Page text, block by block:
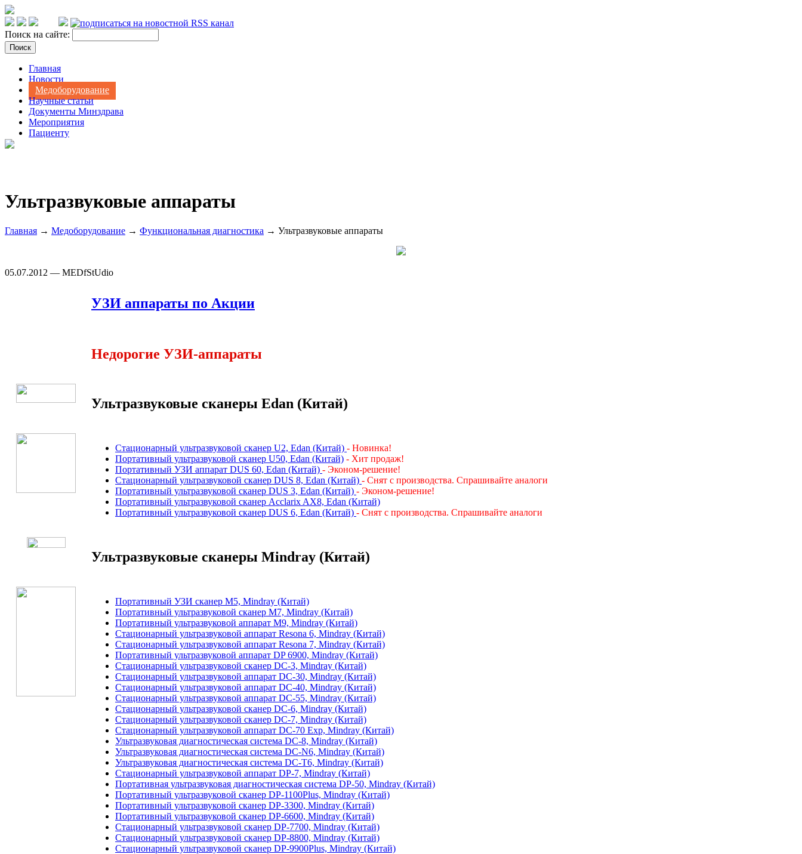
Поиск на сайте:
Главная
Новости
Медоборудование
Научные статьи
Документы Минздрава
Мероприятия
Пациенту
Ультразвуковые аппараты
Главная → Медоборудование → Функциональная диагностика → Ультразвуковые аппараты
05.07.2012 — MEDfStUdio
УЗИ аппараты по Акции
Недорогие УЗИ-аппараты
Ультразвуковые сканеры Edan (Китай)
Стационарный ультразвуковой сканер U2, Edan (Китай) - Новинка!
Портативный ультразвуковой сканер U50, Edan (Китай) - Хит продаж!
Портативный УЗИ аппарат DUS 60, Edan (Китай) - Эконом-решение!
Стационарный ультразвуковой сканер DUS 8, Edan (Китай) - Снят с производства. Спрашивайте аналоги
Портативный ультразвуковой сканер DUS 3, Edan (Китай) - Эконом-решение!
Портативный ультразвуковой сканер Acclarix AX8, Edan (Китай)
Портативный ультразвуковой сканер DUS 6, Edan (Китай) - Снят с производства. Спрашивайте аналоги
Ультразвуковые сканеры Mindray (Китай)
Портативный УЗИ сканер M5, Mindray (Китай)
Портативный ультразвуковой сканер M7, Mindray (Китай)
Портативный ультразвуковой аппарат М9, Mindray (Китай)
Стационарный ультразвуковой аппарат Resona 6, Mindray (Китай)
Стационарный ультразвуковой аппарат Resona 7, Mindray (Китай)
Портативный ультразвуковой аппарат DP 6900, Mindray (Китай)
Стационарный ультразвуковой сканер DC-3, Mindray (Китай)
Стационарный ультразвуковой аппарат DC-30, Mindray (Китай)
Стационарный ультразвуковой аппарат DC-40, Mindray (Китай)
Стационарный ультразвуковой аппарат DC-55, Mindray (Китай)
Стационарный ультразвуковой сканер DC-6, Mindray (Китай)
Стационарный ультразвуковой сканер DC-7, Mindray (Китай)
Стационарный ультразвуковой аппарат DC-70 Exp, Mindray (Китай)
Ультразвуковая диагностическая система DC-8, Mindray (Китай)
Ультразвуковая диагностическая система DC-N6, Mindray (Китай)
Ультразвуковая диагностическая система DC-T6, Mindray (Китай)
Стационарный ультразвуковой аппарат DP-7, Mindray (Китай)
Портативная ультразвуковая диагностическая система DP-50, Mindray (Китай)
Портативный ультразвуковой сканер DP-1100Plus, Mindray (Китай)
Портативный ультразвуковой сканер DP-3300, Mindray (Китай)
Портативный ультразвуковой сканер DP-6600, Mindray (Китай)
Стационарный ультразвуковой сканер DP-7700, Mindray (Китай)
Стационарный ультразвуковой сканер DP-8800, Mindray (Китай)
Стационарный ультразвуковой сканер DP-9900Plus, Mindray (Китай)